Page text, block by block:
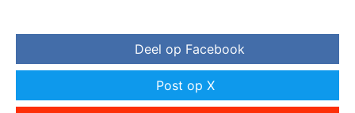
Deel op Facebook
Post op X